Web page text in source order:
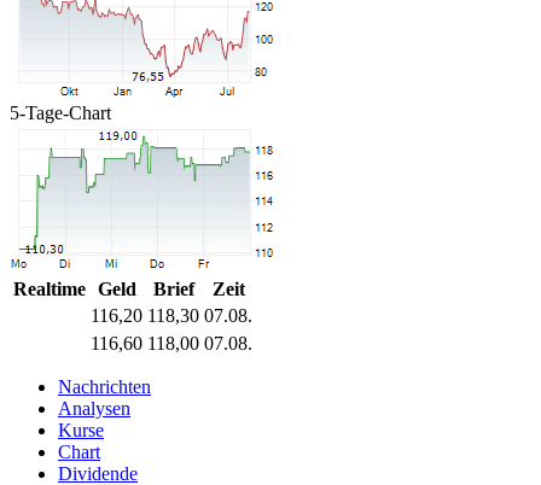
5-Tage-Chart
Realtime Geld Brief
Zeit
116,20 118,30 07.08.
116,60 118,00 07.08.
Nachrichten
Analysen
Kurse
Chart
Dividende